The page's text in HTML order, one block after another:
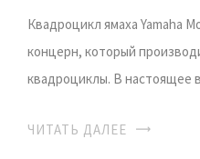
Квадроцикл ямаха Yamaha
концерн, который
квадроциклы. В настоящее
ЧИТАТЬ ДАЛЕЕ